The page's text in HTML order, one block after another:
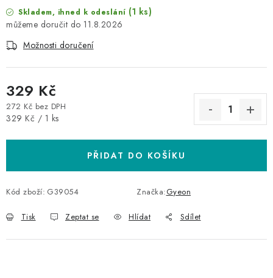
Podmínky ochrany osobních údajů
Skladem, ihned k odeslání (1 ks)
11.8.2026
Možnosti doručení
329 Kč
272 Kč bez DPH
Měrná cena:
329 Kč / 1 ks
PŘIDAT DO KOŠÍKU
Kód zboží: G39054 Značka:Gyeon
Tisk Zeptat se Hlídat Sdílet